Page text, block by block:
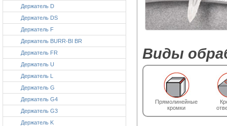
Держатель D
Держатель DS
Держатель F
Держатель BURR-BI BR
Держатель FR
Держатель U
Держатель L
Держатель G
Держатель G4
Держатель G3
Держатель K
Виды
Прямолинейные
кромки